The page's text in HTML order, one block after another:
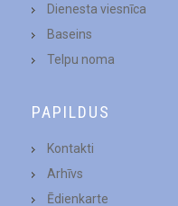
Dienesta viesnīca
Baseins
Telpu noma
PAPILDUS
Kontakti
Arhīvs
Ēdienkarte